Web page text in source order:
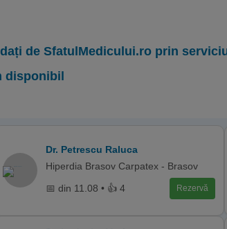
de SfatulMedicului.ro prin
disponibil
Dr. Petrescu Raluca
Hiperdia Brasov Carpatex - Brasov
📅 din 11.08 • 👍 4 Rezervă